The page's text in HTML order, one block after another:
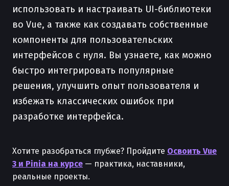
использовать и настраивать UI-библиотеки
во Vue, а также как создавать собственные
компоненты для пользовательских
интерфейсов с нуля. Вы узнаете, как можно
быстро интегрировать популярные
решения, улучшить опыт пользователя и
избежать классических ошибок при
разработке интерфейса.
Хотите разобраться глубже? Пройдите Освоить Vue
3 и Pinia на курсе — практика, наставники,
реальные проекты.